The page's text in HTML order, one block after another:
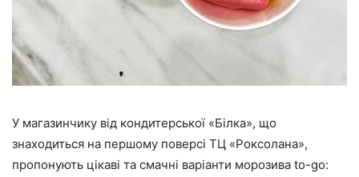
У магазинчику від кондитерської «Білка», що
знаходиться на першому поверсі ТЦ «Роксолана»,
пропонують цікаві та смачні варіанти морозива to-go: